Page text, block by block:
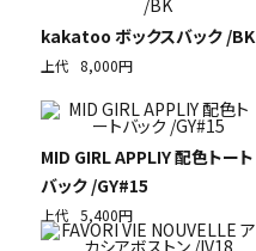
kakatoo ボックスバック /BK
上代 8,000円
MID GIRL APPLIY 配色トート
バック /GY#15
上代 5,400円